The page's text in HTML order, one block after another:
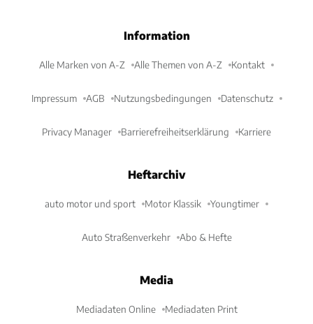
Information
Alle Marken von A-Z Alle Themen von A-Z Kontakt
Impressum AGB Nutzungsbedingungen Datenschutz
Privacy Manager Barrierefreiheitserklärung Karriere
Heftarchiv
auto motor und sport Motor Klassik Youngtimer
Auto Straßenverkehr Abo & Hefte
Media
Mediadaten Online Mediadaten Print